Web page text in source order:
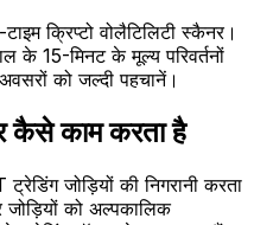
क्रिप्टो वोलैटिलिटी स्कैनर।
के 15-मिनट के मूल्य परिवर्तनों
को जल्दी पहचानें।
कैसे काम करता है
जोड़ियों की निगरानी करता
को अल्पकालिक